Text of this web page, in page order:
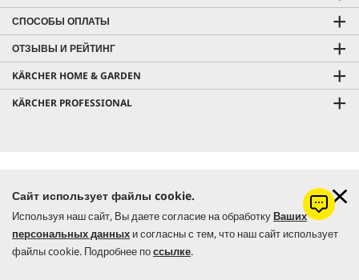
Сайт использует файлы cookie.
Используя наш сайт, Вы даете согласие на обработкуВаших
персональных данных и согласны с тем, что наш сайт использует
файлы cookie. Подробнее поссылке.
СПОСОБЫ ОПЛАТЫ
ОТЗЫВЫ И РЕЙТИНГ
KÄRCHER HOME & GARDEN
KÄRCHER PROFESSIONAL
представительство немецкого концерна Alfred Kärcher SE & Co. KG в
Украине.